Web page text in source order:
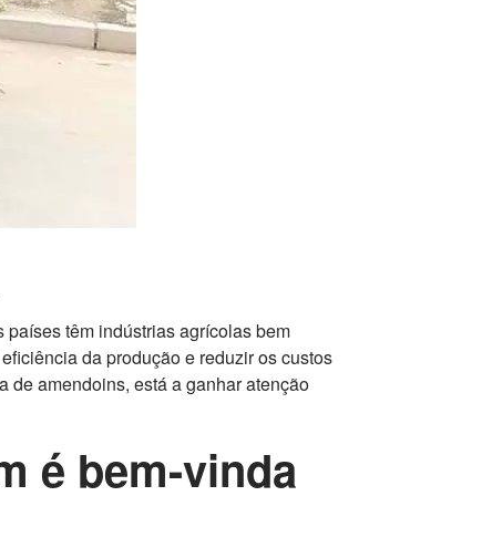
têm indústrias agrícolas bem
da produção e reduzir os custos
de amendoins, está a ganhar atenção
é bem-vinda